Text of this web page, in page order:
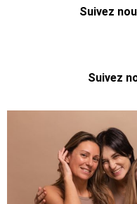
Suivez
Suivez